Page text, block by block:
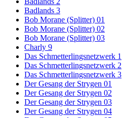
Badlands 3
Bob Morane (Splitter) 01
Bob Morane (Splitter) 02
Bob Morane (Splitter) 03
Charly 9
Das Schmetterlingsnetzwerk 1
Das Schmetterlingsnetzwerk 2
Das Schmetterlingsnetzwerk 3
Der Gesang der Strygen 01
Der Gesang der Strygen 02
Der Gesang der Strygen 03
Der Gesang der Strygen 04